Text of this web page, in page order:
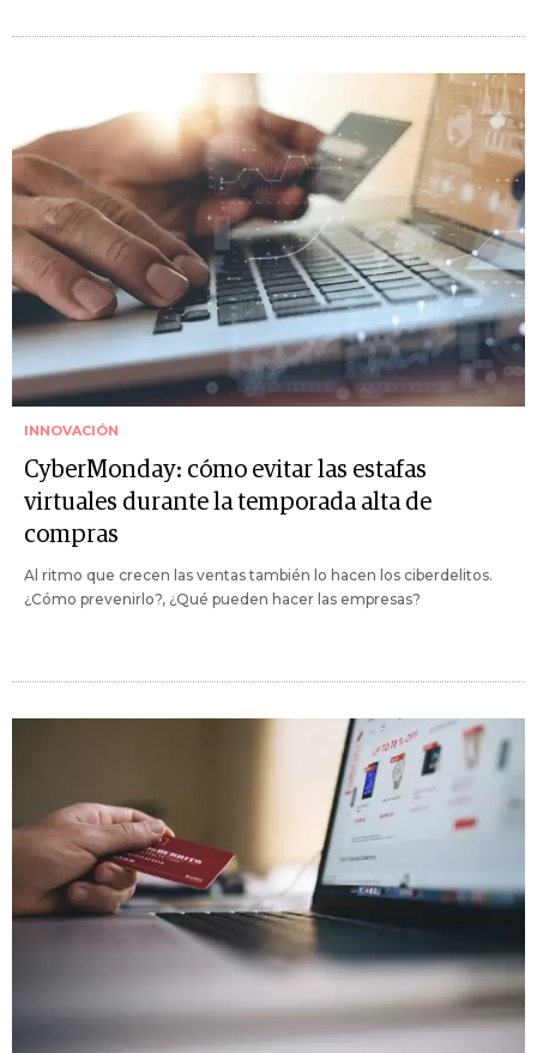
INNOVACIÓN
CyberMonday: cómo evitar las estafas
virtuales durante la temporada alta de
compras
Al ritmo que crecen las ventas también lo hacen los ciberdelitos.
¿Cómo prevenirlo?, ¿Qué pueden hacer las empresas?